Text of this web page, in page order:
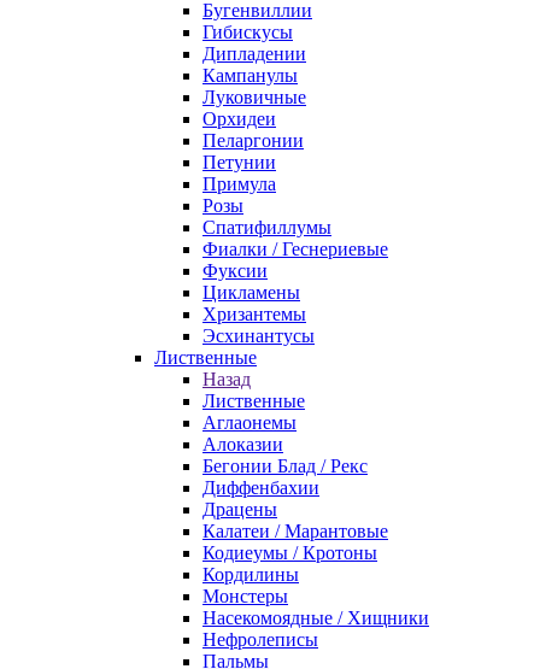
Бугенвиллии
Гибискусы
Дипладении
Кампанулы
Луковичные
Орхидеи
Пеларгонии
Петунии
Примула
Розы
Спатифиллумы
Фиалки / Геснериевые
Фуксии
Цикламены
Хризантемы
Эсхинантусы
Лиственные
Назад
Лиственные
Аглаонемы
Алоказии
Бегонии Блад / Рекс
Диффенбахии
Драцены
Калатеи / Марантовые
Кодиеумы / Кротоны
Кордилины
Монстеры
Насекомоядные / Хищники
Нефролеписы
Пальмы